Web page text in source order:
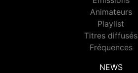
Animateurs
Playlist
Titres diffusés
Fréquences
NEWS